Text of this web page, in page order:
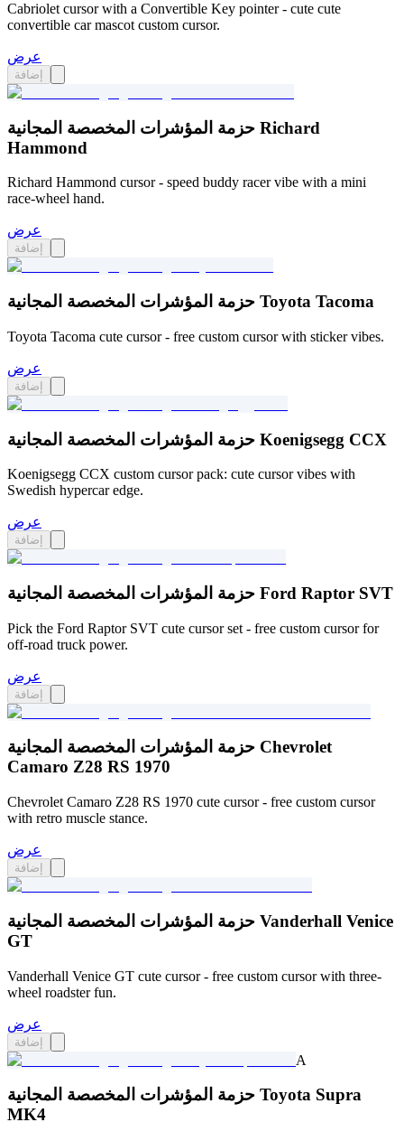
Cabriolet cursor with a Convertible Key pointer - cute cute
convertible car mascot custom cursor.
عرض
إضافة
حزمة المؤشرات المخصصة المجانية Richard
Hammond
Richard Hammond cursor - speed buddy racer vibe with a mini
race-wheel hand.
عرض
إضافة
حزمة المؤشرات المخصصة المجانية Toyota Tacoma
Toyota Tacoma cute cursor - free custom cursor with sticker vibes.
عرض
إضافة
حزمة المؤشرات المخصصة المجانية Koenigsegg CCX
Koenigsegg CCX custom cursor pack: cute cursor vibes with
Swedish hypercar edge.
عرض
إضافة
حزمة المؤشرات المخصصة المجانية Ford Raptor SVT
Pick the Ford Raptor SVT cute cursor set - free custom cursor for
off-road truck power.
عرض
إضافة
حزمة المؤشرات المخصصة المجانية Chevrolet
Camaro Z28 RS 1970
Chevrolet Camaro Z28 RS 1970 cute cursor - free custom cursor
with retro muscle stance.
عرض
إضافة
حزمة المؤشرات المخصصة المجانية Vanderhall Venice
GT
Vanderhall Venice GT cute cursor - free custom cursor with three-
wheel roadster fun.
عرض
إضافة
A
حزمة المؤشرات المخصصة المجانية Toyota Supra
MK4